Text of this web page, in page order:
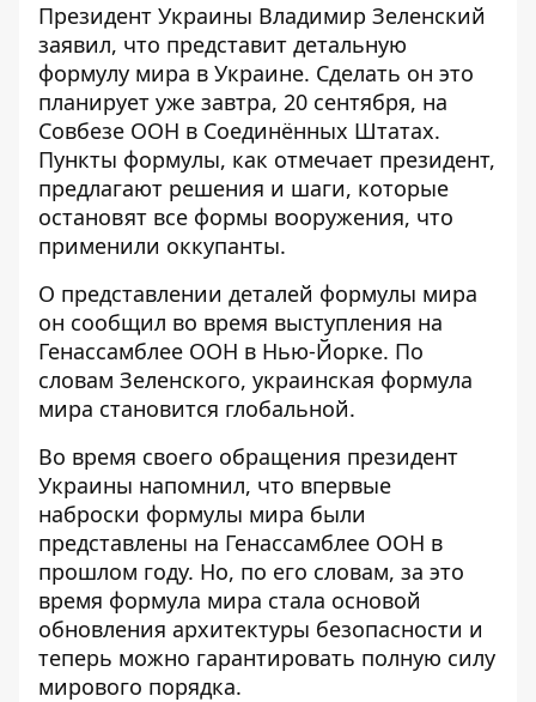
Президент Украины Владимир Зеленский
заявил, что представит детальную
формулу мира в Украине. Сделать он это
планирует уже завтра, 20 сентября, на
Совбезе ООН в Соединённых Штатах.
Пункты формулы, как отмечает президент,
предлагают решения и шаги, которые
остановят все формы вооружения, что
применили оккупанты.
О представлении деталей формулы мира
он сообщил во время выступления на
Генассамблее ООН в Нью-Йорке. По
словам Зеленского, украинская формула
мира становится глобальной.
Во время своего обращения президент
Украины напомнил, что впервые
наброски формулы мира были
представлены на Генассамблее ООН в
прошлом году. Но, по его словам, за это
время формула мира стала основой
обновления архитектуры безопасности и
теперь можно гарантировать полную силу
мирового порядка.